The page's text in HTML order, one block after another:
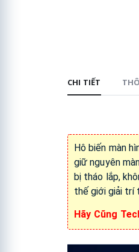
CHI TIẾT
Hô biến màn
giữ nguyên
bị tháo lắp,
thế giới giải trí
Hãy Cũng